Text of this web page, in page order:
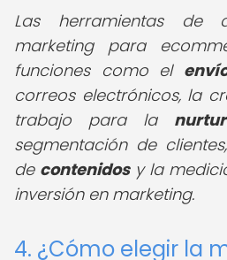
Las herramientas de
marketing para
funciones como el
correos electrónicos, la
trabajo para la
segmentación de
de contenidosy la
inversión en marketing.
4. ¿Cómo elegir la